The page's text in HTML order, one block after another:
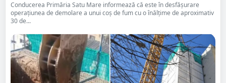
Conducerea Primăria Satu Mare informează că este în desfășurare
operațiunea de demolare a unui coș de fum cu o înălțime de aproximativ
30 de...